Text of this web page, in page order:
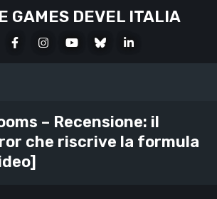
GAMES DEVEL ITALIA
FacebookInstagramYoutubeBlueskyLinkedIn
– Recensione: il
che riscrive la formula